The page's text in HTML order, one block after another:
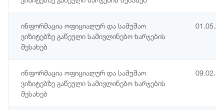
ინფორმაცია ოფიციალურ და სამუშაო
ვიზიტებზე გაწეული სამივლინებო ხარჯების
შესახებ
ინფორმაცია ოფიციალურ და სამუშაო
ვიზიტებზე გაწეული სამივლინებო ხარჯების
შესახებ